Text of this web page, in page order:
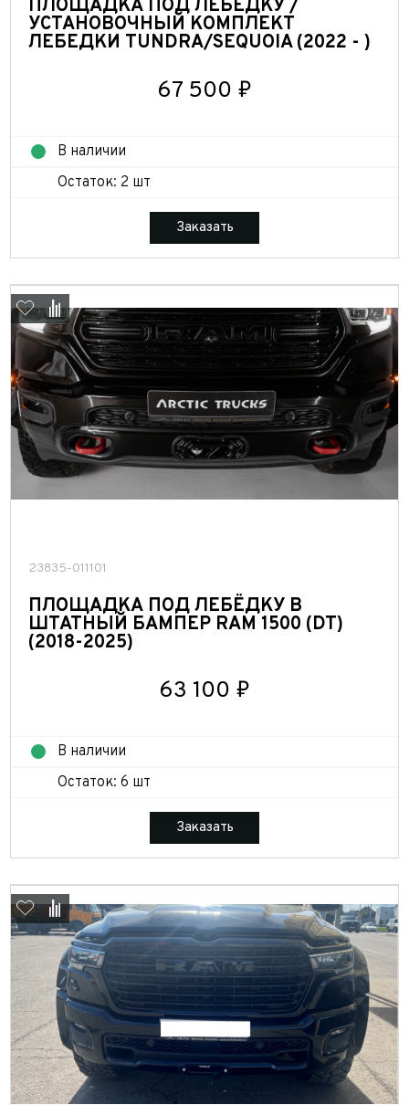
ПЛОЩАДКА ПОД ЛЕБЁДКУ /
УСТАНОВОЧНЫЙ КОМПЛЕКТ
ЛЕБЕДКИ TUNDRA/SEQUOIA (2022 - )
67 500 ₽
В наличии
Остаток: 2 шт
Заказать
23835-011101
ПЛОЩАДКА ПОД ЛЕБЁДКУ В
ШТАТНЫЙ БАМПЕР RAM 1500 (DT)
(2018-2025)
63 100 ₽
В наличии
Остаток: 6 шт
Заказать